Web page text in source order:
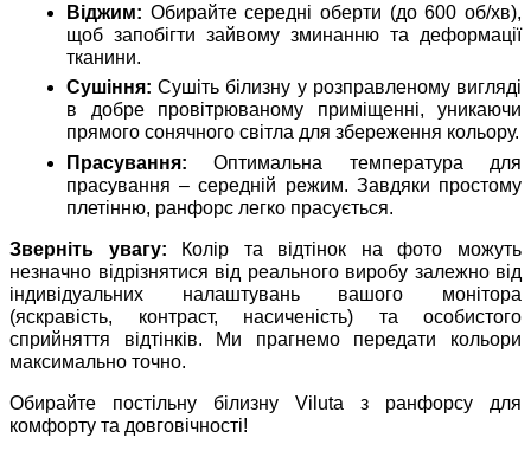
Віджим: Обирайте середні оберти (до 600 об/хв),
щоб запобігти зайвому зминанню та деформації
тканини.
Сушіння: Сушіть білизну у розправленому вигляді
в добре провітрюваному приміщенні, уникаючи
прямого сонячного світла для збереження кольору.
Прасування: Оптимальна температура для
прасування – середній режим. Завдяки простому
плетінню, ранфорс легко прасується.
Зверніть увагу: Колір та відтінок на фото можуть
незначно відрізнятися від реального виробу залежно від
індивідуальних налаштувань вашого монітора
(яскравість, контраст, насиченість) та особистого
сприйняття відтінків. Ми прагнемо передати кольори
максимально точно.
Обирайте постільну білизну Viluta з ранфорсу для
комфорту та довговічності!